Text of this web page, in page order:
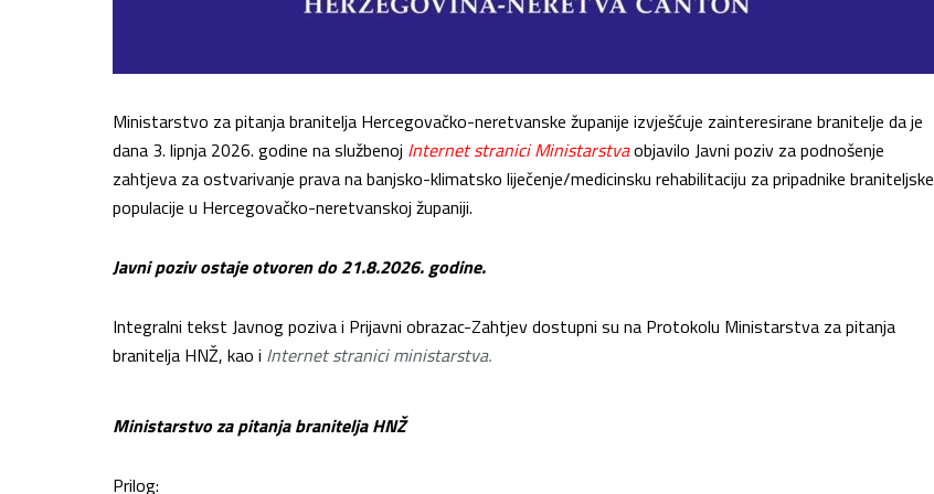
Ministarstvo za pitanja branitelja Hercegovačko-neretvanske županije izvješćuje zainteresirane branitelje da je
dana 3. lipnja 2026. godine na službenoj Internet stranici Ministarstvaobjavilo Javni poziv za podnošenje
zahtjeva za ostvarivanje prava na banjsko-klimatsko liječenje/medicinsku rehabilitaciju za pripadnike braniteljske
populacije u Hercegovačko-neretvanskoj županiji.
Javni poziv ostaje otvoren do 21.8.2026. godine.
Integralni tekst Javnog poziva i Prijavni obrazac-Zahtjev dostupni su na Protokolu Ministarstva za pitanja
branitelja HNŽ, kao i Internet stranici ministarstva.
Ministarstvo za pitanja branitelja HNŽ
Prilog: